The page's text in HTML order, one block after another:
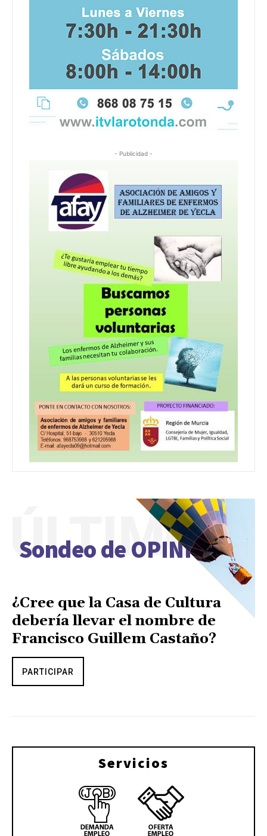
- Publicidad -
Sondeo de OPINIÓN
ÚLTIMO
¿Cree que la Casa de Cultura
debería llevar el nombre de
Francisco Guillem Castaño?
PARTICIPAR
Servicios